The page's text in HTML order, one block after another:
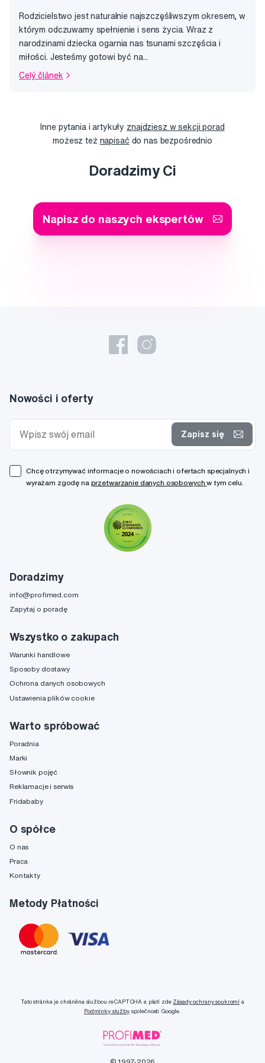
Rodzicielstwo jest naturalnie najszczęśliwszym okresem, w
którym odczuwamy spełnienie i sens życia. Wraz z
narodzinami dziecka ogarnia nas tsunami szczęścia i
miłości. Jesteśmy gotowi być na...
Celý článek
Inne pytania i artykuły znajdziesz w sekcji porad
możesz też napisać do nas bezpośrednio
Doradzimy Ci
Napisz do naszych ekspertów
Doradzimy
info@profimed.com
Zapytaj o poradę
Wszystko o zakupach
Warunki handlowe
Sposoby dostawy
Ochrona danych osobowych
Ustawienia plików cookie
Warto spróbować
Poradnia
Marki
Słownik pojęć
Reklamacje i serwis
Fridababy
O spółce
O nas
Praca
Kontakty
Metody Płatności
Nowości i oferty
Zapisz się
Chcę otrzymywać informacje o nowościach i ofertach specjalnych i
wyrażam zgodę na przetwarzanie danych osobowychw tym celu.
Tato stránka je chráněna službou reCAPTCHA a platí zde Zásady ochrany soukromí a
Podmínky službyspolečnosti Google.